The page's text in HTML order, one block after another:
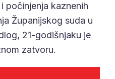
počinjenja kaznenih
Županijskog suda u
21-godišnjaku je
zatvoru.